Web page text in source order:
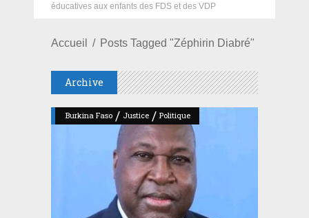
Aboubacar Sangoulé Lamizana
Accueil Posts Tagged "Zéphirin Diabré"
Archive
Burkina Faso / Justice / Politique